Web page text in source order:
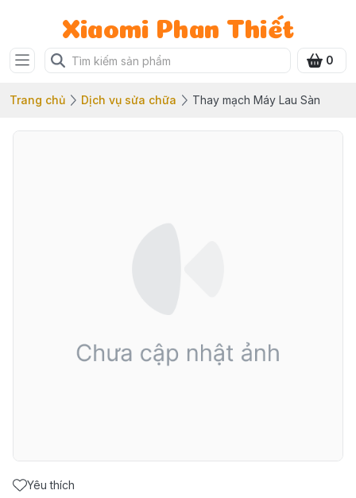
Xiaomi Phan Thiết
0
Trang chủ Dịch vụ sửa chữa Thay mạch Máy Lau Sàn
Yêu thích